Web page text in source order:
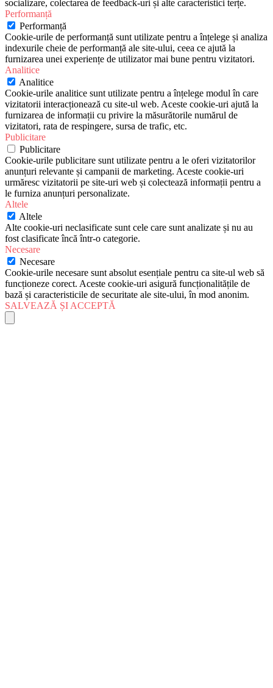
socializare, colectarea de feedback-uri și alte caracteristici terțe.
Performanță
Performanță
Cookie-urile de performanță sunt utilizate pentru a înțelege și analiza
indexurile cheie de performanță ale site-ului, ceea ce ajută la
furnizarea unei experiențe de utilizator mai bune pentru vizitatori.
Analitice
Analitice
Cookie-urile analitice sunt utilizate pentru a înțelege modul în care
vizitatorii interacționează cu site-ul web. Aceste cookie-uri ajută la
furnizarea de informații cu privire la măsurătorile numărul de
vizitatori, rata de respingere, sursa de trafic, etc.
Publicitare
Publicitare
Cookie-urile publicitare sunt utilizate pentru a le oferi vizitatorilor
anunțuri relevante și campanii de marketing. Aceste cookie-uri
urmăresc vizitatorii pe site-uri web și colectează informații pentru a
le furniza anunțuri personalizate.
Altele
Altele
Alte cookie-uri neclasificate sunt cele care sunt analizate și nu au
fost clasificate încă într-o categorie.
Necesare
Necesare
Cookie-urile necesare sunt absolut esențiale pentru ca site-ul web să
funcționeze corect. Aceste cookie-uri asigură funcționalitățile de
bază și caracteristicile de securitate ale site-ului, în mod anonim.
SALVEAZĂ ȘI ACCEPTĂ